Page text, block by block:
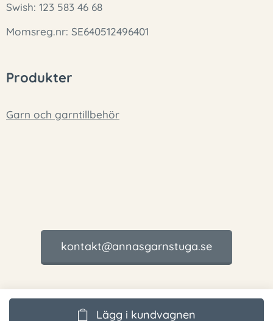
Lägg i kundvagnen
Swish: 123 583 46 68
Momsreg.nr: SE640512496401
Produkter
Garn och garntillbehör
kontakt@annasgarnstuga.se